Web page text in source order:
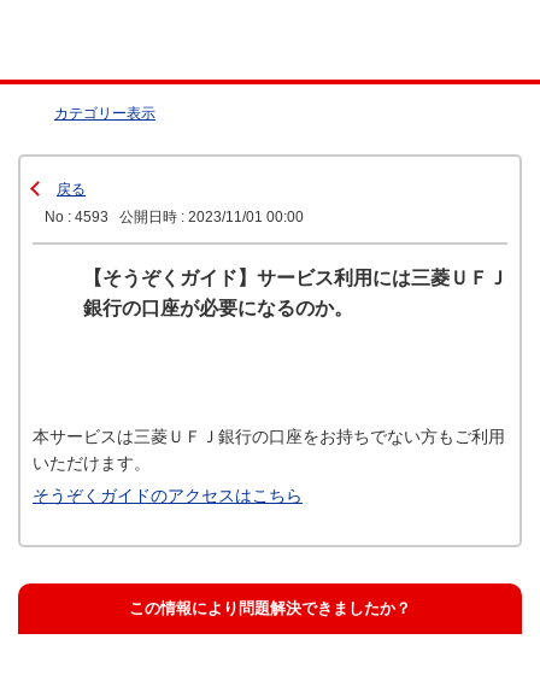
カテゴリー表示
戻る
No : 4593
公開日時 : 2023/11/01 00:00
【そうぞくガイド】サービス利用には三菱ＵＦＪ
銀行の口座が必要になるのか。
本サービスは三菱ＵＦＪ銀行の口座をお持ちでない方もご利用
いただけます。
そうぞくガイドのアクセスはこちら
この情報により問題解決できましたか？